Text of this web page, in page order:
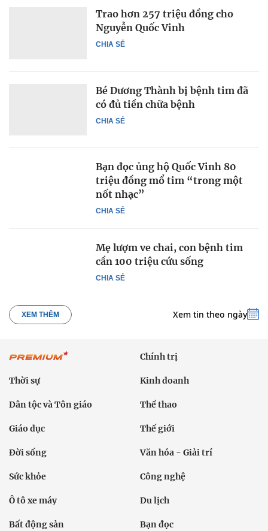
CHIA SẺ
Trao hơn 257 triệu đồng cho
Nguyễn Quốc Vinh
CHIA SẺ
Bé Dương Thành bị bệnh tim đã
có đủ tiền chữa bệnh
CHIA SẺ
Bạn đọc ủng hộ Quốc Vinh 80
triệu đồng mổ tim “trong một
nốt nhạc”
CHIA SẺ
Mẹ lượm ve chai, con bệnh tim
cần 100 triệu cứu sống
XEM THÊM Xem tin theo ngày
Chính trị
Thời sự Kinh doanh
Dân tộc và Tôn giáo Thể thao
Giáo dục Thế giới
Đời sống Văn hóa - Giải trí
Sức khỏe Công nghệ
Ô tô xe máy Du lịch
Bất động sản Bạn đọc